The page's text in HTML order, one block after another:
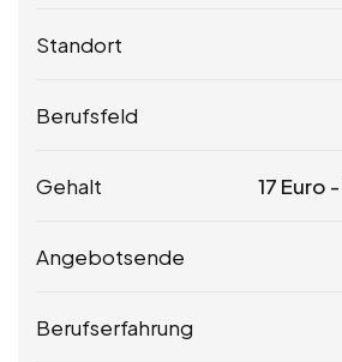
Standort
Berufsfeld
Gehalt 17 Euro -
Angebotsende
Berufserfahrung